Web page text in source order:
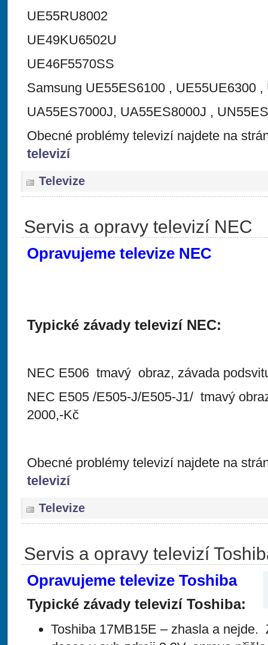
UE55RU8002
UE49KU6502U
UE46F5570SS
Samsung UE55ES6100 , UE55UE6300
UA55ES7000J, UA55ES8000J ,
Obecné problémy televizí najdete na
televizí
Televize
Servis a opravy televizí NEC
Opravujeme televize NEC
Typické závady televizí NEC:
NEC E506 tmavý obraz, závada
NEC E505 /E505-J/E505-J1/ tmavý
2000,-Kč
Obecné problémy televizí najdete na
televizí
Televize
Servis a opravy televizí
Opravujeme televize Toshiba
Typické závady televizí Toshiba:
Toshiba 17MB15E – zhasla a nejde.